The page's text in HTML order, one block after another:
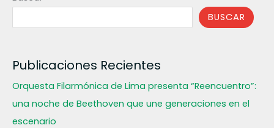
BUSCAR
Publicaciones Recientes
Orquesta Filarmónica de Lima presenta “Reencuentro”:
una noche de Beethoven que une generaciones en el
escenario